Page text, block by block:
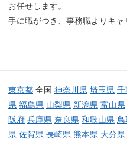
お任せします。
手に職がつき、事務職よりキャ
東京都 全国 神奈川県 埼玉県 千
県 福島県 山梨県 新潟県 富山県
阪府 兵庫県 奈良県 和歌山県 鳥
県 佐賀県 長崎県 熊本県 大分県